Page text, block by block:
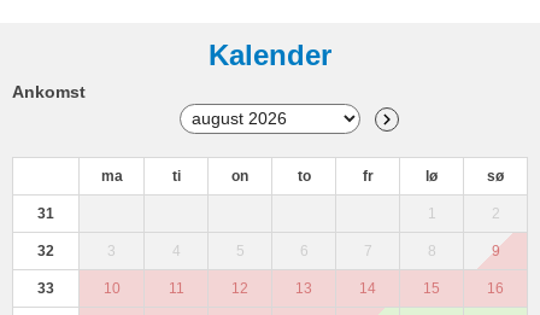
Kalender
Ankomst
ma ti on to fr lø sø
31 1 2
32 3 4 5 6 7 8 9
33 10 11 12 13 14 15 16